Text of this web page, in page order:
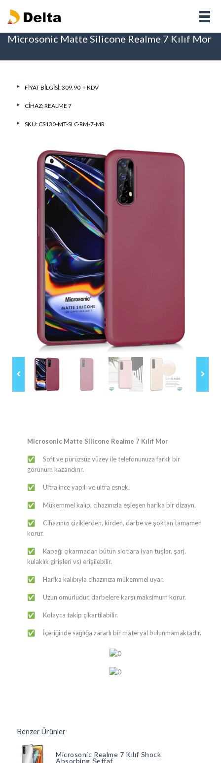
Microsonic Matte Silicone Realme 7 Kılıf Mor
FIYAT BILGISI: 309,90 + KDV
CIHAZ:REALME 7
SKU: CS130-MT-SLC-RM-7-MR
Microsonic Matte Silicone Realme 7 Kılıf Mor
✅ Soft ve pürüzsüz yüzey ile telefonunuza farklı bir
görünüm kazandırır.
✅ Ultra ince yapılı ve ultra esnek.
✅ Mükemmel kalıp, cihazınızla eşleşen harika bir dizayn.
✅ Cihazınızı çiziklerden, kirden, darbe ve şoktan tamamen
korur.
✅ Kapağı çıkarmadan bütün slotlara (yan tuşlar, şarj,
kulaklık girişleri vs) erişilebilir.
✅ Harika kalıbıyla cihazınıza mükemmel uyar.
✅ Uzun ömürlüdür, darbelere karşı maksimum korur.
✅ Kolayca takip çikartilabilir.
✅ İçeriğinde sağlığa zararlı bir materyal bulunmamaktadır.
Benzer Ürünler
Microsonic Realme 7 Kılıf Shock
Absorbing Şeffaf